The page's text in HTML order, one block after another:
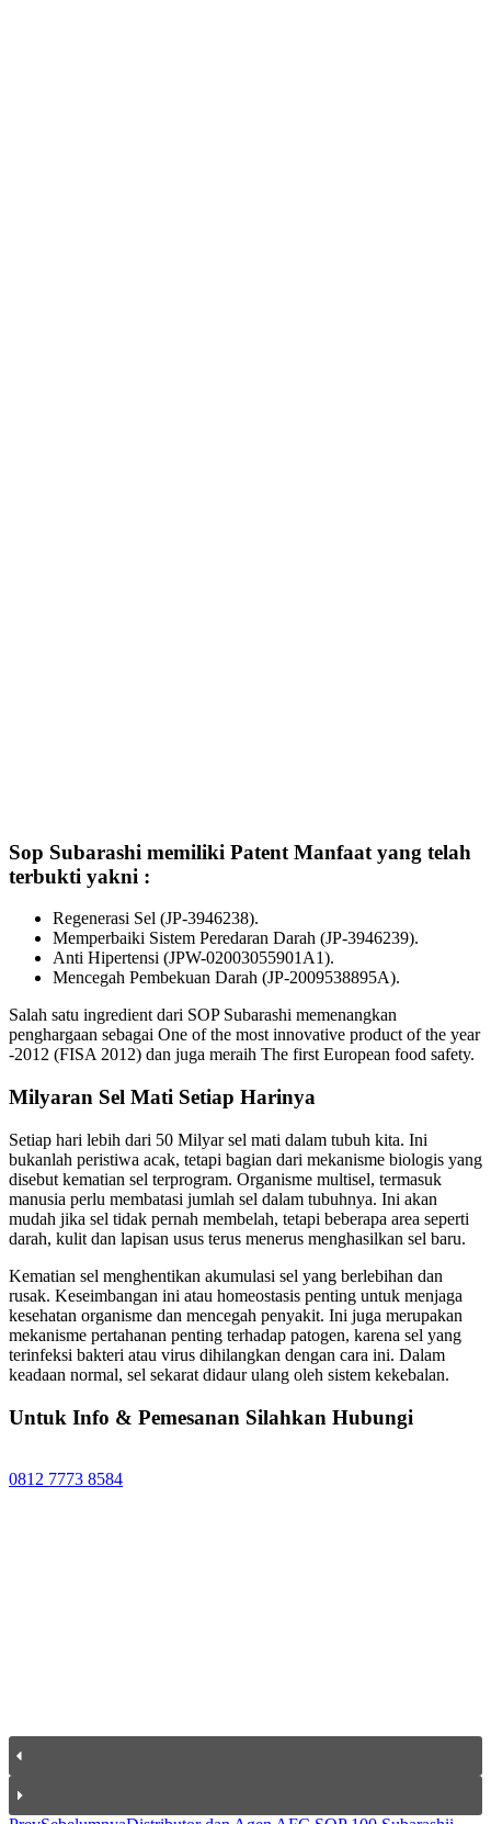
Sop Subarashi memiliki Patent Manfaat yang telah
terbukti yakni :
Regenerasi Sel (JP-3946238).
Memperbaiki Sistem Peredaran Darah (JP-3946239).
Anti Hipertensi (JPW-02003055901A1).
Mencegah Pembekuan Darah (JP-2009538895A).
Salah satu ingredient dari SOP Subarashi memenangkan
penghargaan sebagai One of the most innovative product of the year
-2012 (FISA 2012) dan juga meraih The first European food safety.
Milyaran Sel Mati Setiap Harinya
Setiap hari lebih dari 50 Milyar sel mati dalam tubuh kita. Ini
bukanlah peristiwa acak, tetapi bagian dari mekanisme biologis yang
disebut kematian sel terprogram. Organisme multisel, termasuk
manusia perlu membatasi jumlah sel dalam tubuhnya. Ini akan
mudah jika sel tidak pernah membelah, tetapi beberapa area seperti
darah, kulit dan lapisan usus terus menerus menghasilkan sel baru.
Kematian sel menghentikan akumulasi sel yang berlebihan dan
rusak. Keseimbangan ini atau homeostasis penting untuk menjaga
kesehatan organisme dan mencegah penyakit. Ini juga merupakan
mekanisme pertahanan penting terhadap patogen, karena sel yang
terinfeksi bakteri atau virus dihilangkan dengan cara ini. Dalam
keadaan normal, sel sekarat didaur ulang oleh sistem kekebalan.
Untuk Info & Pemesanan Silahkan Hubungi
0812 7773 8584